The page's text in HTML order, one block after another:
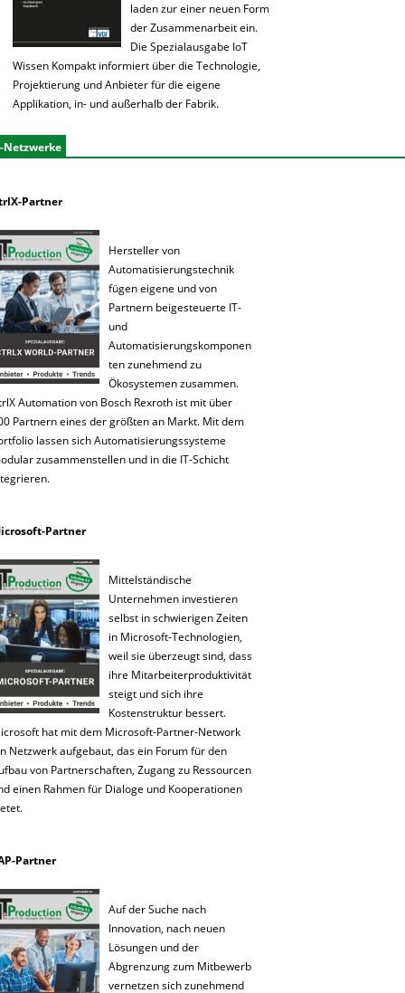
laden zur einer neuen Form
der Zusammenarbeit ein.
Die Spezialausgabe IoT
Wissen Kompakt informiert über die Technologie,
Projektierung und Anbieter für die eigene
Applikation, in- und außerhalb der Fabrik.
Netzwerke
Partner
Hersteller von
Automatisierungstechnik
fügen eigene und von
Partnern beigesteuerte IT-
und
Automatisierungskomponen
ten zunehmend zu
Ökosystemen zusammen.
Automation von Bosch Rexroth ist mit über
Partnern eines der größten an Markt. Mit dem
lassen sich Automatisierungssysteme
zusammenstellen und in die IT-Schicht
Partner
Mittelständische
Unternehmen investieren
selbst in schwierigen Zeiten
in Microsoft-Technologien,
weil sie überzeugt sind, dass
ihre Mitarbeiterproduktivität
steigt und sich ihre
Kostenstruktur bessert.
hat mit dem Microsoft-Partner-Network
Netzwerk aufgebaut, das ein Forum für den
von Partnerschaften, Zugang zu Ressourcen
einen Rahmen für Dialoge und Kooperationen
Partner
Auf der Suche nach
Innovation, nach neuen
Lösungen und der
Abgrenzung zum Mitbewerb
vernetzen sich zunehmend